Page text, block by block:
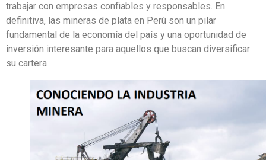
trabajar con empresas confiables y responsables. En
definitiva, las mineras de plata en Perú son un pilar
fundamental de la economía del país y una oportunidad de
inversión interesante para aquellos que buscan diversificar
su cartera.